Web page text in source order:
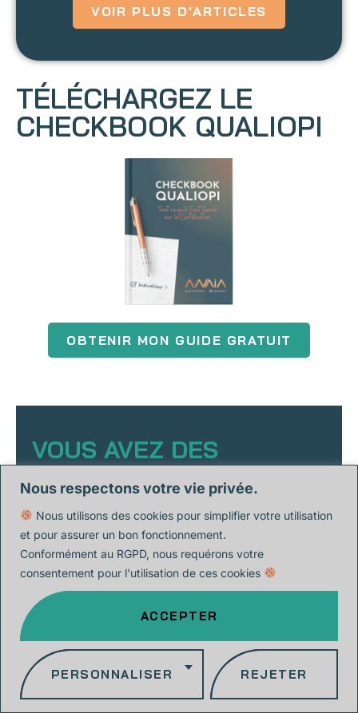
Nous respectons votre vie privée.
Nous utilisons des cookies pour simplifier votre utilisation
et pour assurer un bon fonctionnement.
Conformément au RGPD, nous requérons votre
consentement pour l'utilisation de ces cookies
PERSONNALISER REJETER
ACCEPTER
VOIR PLUS D'ARTICLES
TÉLÉCHARGEZ LE
CHECKBOOK QUALIOPI
OBTENIR MON GUIDE GRATUIT
VOUS AVEZ DES
QUESTIONS ?
en formation sera ravie de répondre à vos questions !
contact@anaia.io
0744300850